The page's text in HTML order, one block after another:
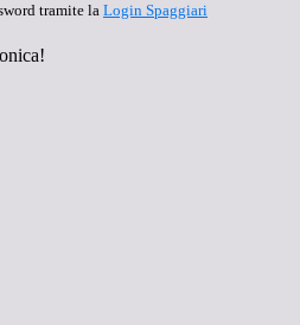
tramite la Login Spaggiari